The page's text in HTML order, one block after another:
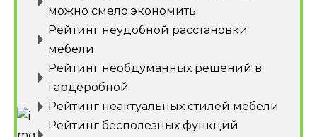
можно смело экономить
Рейтинг неудобной расстановки
мебели
Рейтинг необдуманных решений в
гардеробной
Рейтинг неактуальных стилей мебели
Рейтинг бесполезных функций